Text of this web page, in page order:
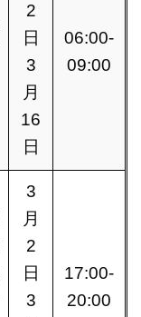
2
日
3
月
16
日
06:00-
09:00
3
月
2
日
3
17:00-
20:00